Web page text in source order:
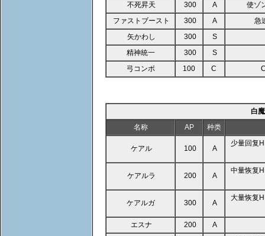
不死昇天
300 A
使ゾ
ファストブースト
300 A
急
矢かわし
300
S
精神統一
300
S
弓コンボ
100 C
白
名称
AP 种类
ケアル 100 A
少量回复
ケアルラ 200 A
中量恢复
ケアルガ 300 A
大量恢复
エスナ 200 A